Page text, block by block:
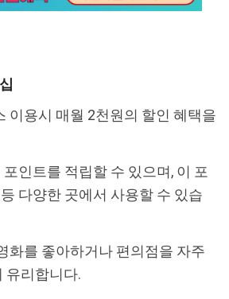
이용시 매월 2천원의 할인 혜택을
인트를 적립할 수 있으며, 이 포
등 다양한 곳에서 사용할 수 있습
화를 좋아하거나 편의점을 자주
유리합니다.